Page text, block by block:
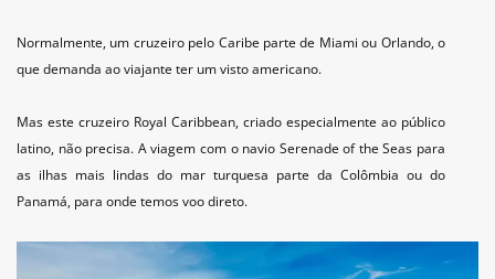
Normalmente, um cruzeiro pelo Caribe parte de Miami ou Orlando, o
que demanda ao viajante ter um visto americano.
Mas este cruzeiro Royal Caribbean, criado especialmente ao público
latino, não precisa. A viagem com o navio Serenade of the Seas para
as ilhas mais lindas do mar turquesa parte da Colômbia ou do
Panamá, para onde temos voo direto.